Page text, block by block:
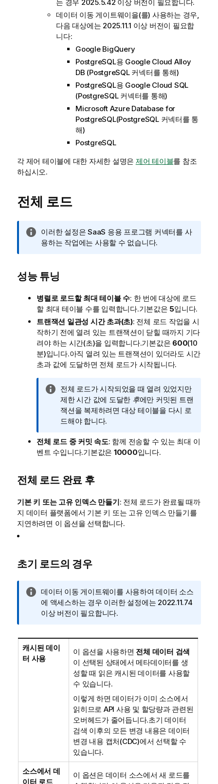
는 경우 2025.5.42 이상 버전이 필요합니다.
데이터 이동 게이트웨이을(를) 사용하는 경우,
다음 대상에는 2025.11.1 이상 버전이 필요합
니다:
Google BigQuery
PostgreSQL용 Google Cloud Alloy
DB (PostgreSQL 커넥터를 통해)
PostgreSQL용 Google Cloud SQL
(PostgreSQL 커넥터를 통해)
Microsoft Azure Database for
PostgreSQL(PostgreSQL 커넥터를 통
해)
PostgreSQL
각 제어 테이블에 대한 자세한 설명은 제어 테이블를 참조
하십시오.
전체 로드
정
보
이러한 설정은 SaaS 응용 프로그램 커넥터를 사
용하는 작업에는 사용할 수 없습니다.
성능 튜닝
병렬로 로드할 최대 테이블 수: 한 번에 대상에 로드
할 최대 테이블 수를 입력합니다.기본값은 5입니다.
트랜잭션 일관성 시간 초과(초): 전체 로드 작업을 시
작하기 전에 열려 있는 트랜잭션이 닫힐 때까지 기다
려야 하는 시간(초)을 입력합니다.기본값은 600(10
분)입니다.아직 열려 있는 트랜잭션이 있더라도 시간
초과 값에 도달하면 전체 로드가 시작됩니다.
정
보
메
모
전체 로드가 시작되었을 때 열려 있었지만
제한 시간 값에 도달한 후에만 커밋된 트랜
잭션을 복제하려면 대상 테이블을 다시 로
드해야 합니다.
전체 로드 중 커밋 속도: 함께 전송할 수 있는 최대 이
벤트 수입니다.기본값은 10000입니다.
전체 로드 완료 후
기본 키 또는 고유 인덱스 만들기: 전체 로드가 완료될 때까
지 데이터 플랫폼에서 기본 키 또는 고유 인덱스 만들기를
지연하려면 이 옵션을 선택합니다.
초기 로드의 경우
정
보
메
데이터 이동 게이트웨이를 사용하여 데이터 소스
에 액세스하는 경우 이러한 설정에는 2022.11.74
이상 버전이 필요합니다.
캐시된 데이
터 사용
이 옵션을 사용하면 전체 데이터 검색
이 선택된 상태에서 메타데이터를 생
성할 때 읽은 캐시된 데이터를 사용할
수 있습니다.
이렇게 하면 데이터가 이미 소스에서
읽히므로 API 사용 및 할당량과 관련된
오버헤드가 줄어듭니다.초기 데이터
검색 이후의 모든 변경 내용은 데이터
변경 내용 캡처(CDC)에서 선택할 수
있습니다.
소스에서 데
이터 로드
이 옵션은 데이터 소스에서 새 로드를